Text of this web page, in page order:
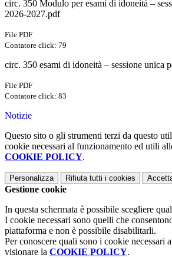
circ. 350 Modulo per esami di idoneità –
2026-2027.pdf
File PDF
Contatore click: 79
circ. 350 esami di idoneità – sessione unica
File PDF
Contatore click: 83
Notizie
Questo sito o gli strumenti terzi da questo
cookie necessari al funzionamento ed utili
COOKIE POLICY.
Personalizza Rifiuta tutti i cookies
Gestione cookie
In questa schermata è possibile scegliere
I cookie necessari sono quelli che
piattaforma e non è possibile disabilitarli.
Per conoscere quali sono i cookie necessari
visionare la COOKIE POLICY.